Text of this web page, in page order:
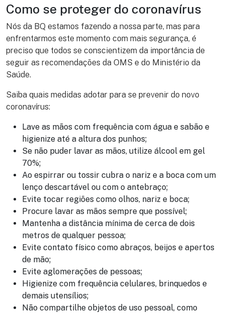
Como se proteger do coronavírus
Nós da BQ estamos fazendo a nossa parte, mas para
enfrentarmos este momento com mais segurança, é
preciso que todos se conscientizem da importância de
seguir as recomendações da OMS e do Ministério da
Saúde.
Saiba quais medidas adotar para se prevenir do novo
coronavírus:
Lave as mãos com frequência com água e sabão e
higienize até a altura dos punhos;
Se não puder lavar as mãos, utilize álcool em gel
70%;
Ao espirrar ou tossir cubra o nariz e a boca com um
lenço descartável ou com o antebraço;
Evite tocar regiões como olhos, nariz e boca;
Procure lavar as mãos sempre que possível;
Mantenha a distância mínima de cerca de dois
metros de qualquer pessoa;
Evite contato físico como abraços, beijos e apertos
de mão;
Evite aglomerações de pessoas;
Higienize com frequência celulares, brinquedos e
demais utensílios;
Não compartilhe objetos de uso pessoal, como